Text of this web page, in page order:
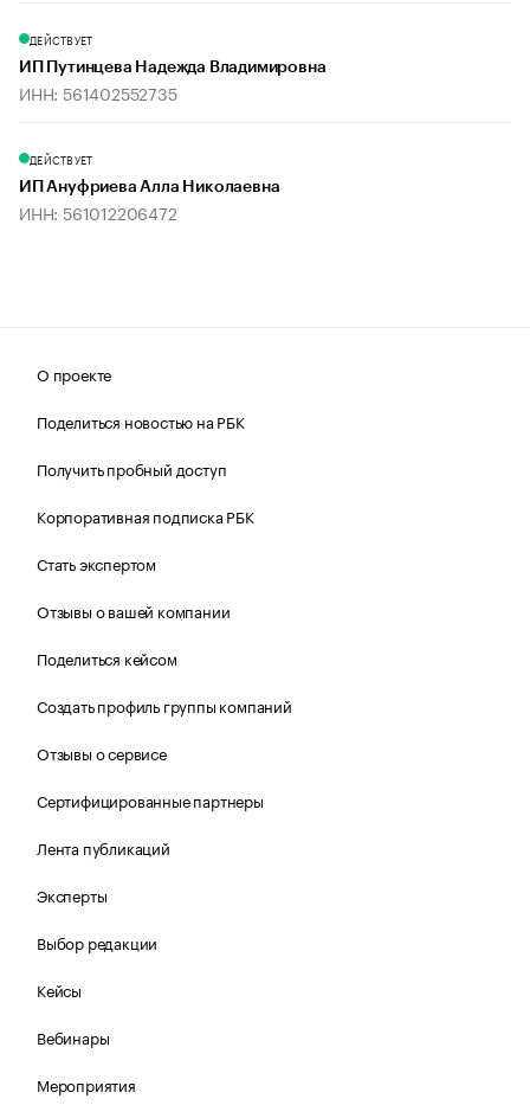
ДЕЙСТВУЕТ
ИП Путинцева Надежда Владимировна
ИНН: 561402552735
ДЕЙСТВУЕТ
ИП Ануфриева Алла Николаевна
ИНН: 561012206472
О проекте
Поделиться новостью на РБК
Получить пробный доступ
Корпоративная подписка РБК
Стать экспертом
Отзывы о вашей компании
Поделиться кейсом
Создать профиль группы компаний
Отзывы о сервисе
Сертифицированные партнеры
Лента публикаций
Эксперты
Выбор редакции
Кейсы
Вебинары
Мероприятия